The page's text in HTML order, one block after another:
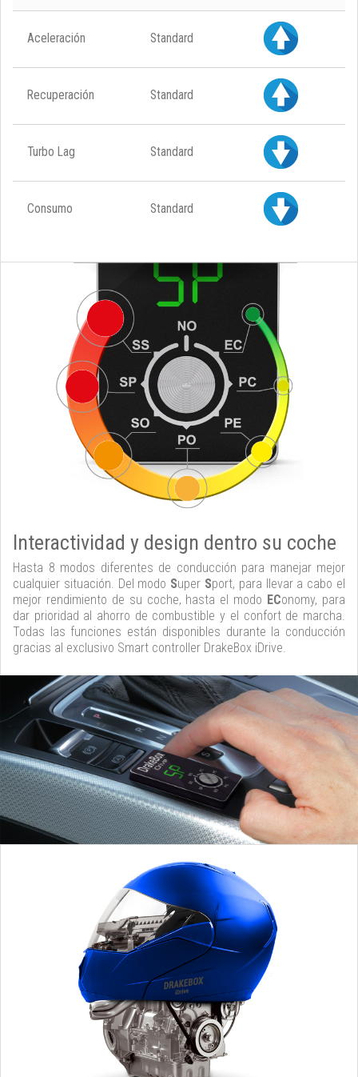
Aceleración Standard
Recuperación Standard
Turbo Lag Standard
Consumo Standard
Interactividad y design dentro su coche
Hasta 8 modos diferentes de conducción para manejar mejor
cualquier situación. Del modo Super Sport, para llevar a cabo el
mejor rendimiento de su coche, hasta el modo EConomy, para
dar prioridad al ahorro de combustible y el confort de marcha.
Todas las funciones están disponibles durante la conducción
gracias al exclusivo Smart controller DrakeBox iDrive.